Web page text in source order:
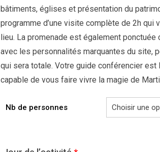
bâtiments, églises et présentation du
programme d’une visite complète de 2h qui
lieu. La promenade est également
avec les personnalités marquantes du site,
qui sera totale. Votre guide conférencier
capable de vous faire vivre la magie de
Nb de personnes